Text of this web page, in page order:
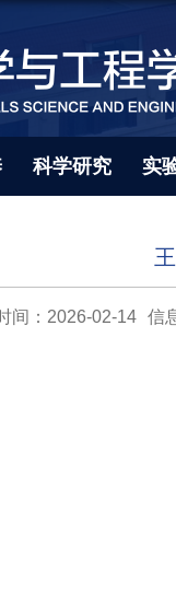
科学研究 实
间：2026-02-14 信